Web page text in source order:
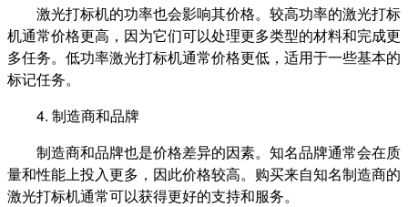
激光打标机的功率也会影响其价格。较高功率的激光打标
机通常价格更高，因为它们可以处理更多类型的材料和完成更
多任务。低功率激光打标机通常价格更低，适用于一些基本的
标记任务。
4. 制造商和品牌
制造商和品牌也是价格差异的因素。知名品牌通常会在质
量和性能上投入更多，因此价格较高。购买来自知名制造商的
激光打标机通常可以获得更好的支持和服务。